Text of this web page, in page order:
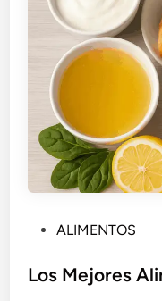
b
ALIMENTOS
Los Mejores